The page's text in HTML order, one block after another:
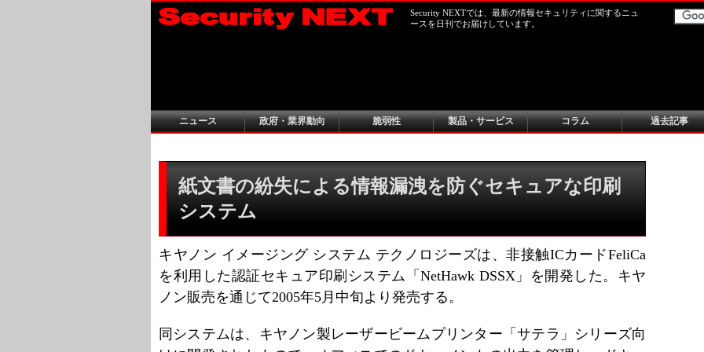
Security NEXTでは、最新の情報セキュリティに関するニュ
ースを日刊でお届けしています。
ニュース 政府・業界動向 脆弱性 製品・サービス コラム 過去記事
紙文書の紛失による情報漏洩を防ぐセキュアな印刷
システム
キヤノン イメージング システム テクノロジーズは、非接触ICカードFeliCa
を利用した認証セキュア印刷システム「NetHawk DSSX」を開発した。キヤ
ノン販売を通じて2005年5月中旬より発売する。
同システムは、キヤノン製レーザービームプリンター「サテラ」シリーズ向